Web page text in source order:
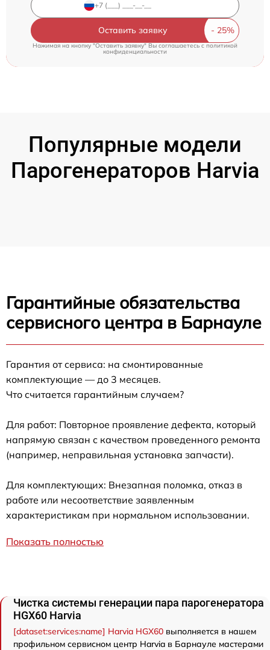
Оставить заявку
Нажимая на кнопку "Оставить заявку" Вы соглашаетесь cполитикой
конфиденциальности
Популярные модели
Парогенераторов Harvia
Гарантийные обязательства
сервисного центра в Барнауле
Гарантия от сервиса: на смонтированные
комплектующие — до 3 месяцев.
Что считается гарантийным случаем?
Для работ: Повторное проявление дефекта, который
напрямую связан с качеством проведенного ремонта
(например, неправильная установка запчасти).
Для комплектующих: Внезапная поломка, отказ в
работе или несоответствие заявленным
характеристикам при нормальном использовании.
Показать полностью
Чистка системы генерации пара парогенератора
HGX60 Harvia
[dataset:services:name] Harvia HGX60 выполняется в нашем
профильном сервисном центр Harvia в Барнауле мастерами